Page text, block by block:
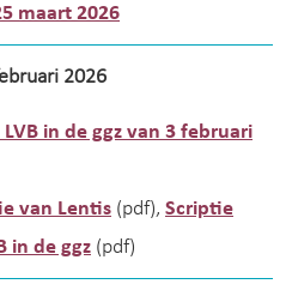
maart 2026
2026
in de ggz van 3 februari
van Lentis (pdf), Scriptie
in de ggz (pdf)